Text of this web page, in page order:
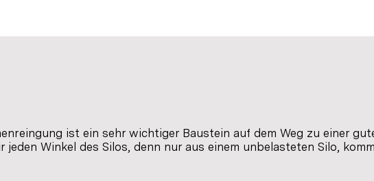
ist ein sehr wichtiger Baustein auf dem Weg zu einer
jeden Winkel des Silos, denn nur aus einem unbelasteten Silo,